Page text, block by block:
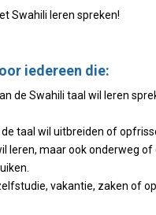
Swahili leren spreken!
iedereen die:
de Swahili taal wil leren
taal wil uitbreiden of
leren, maar ook onderweg of
vakantie, zaken of op